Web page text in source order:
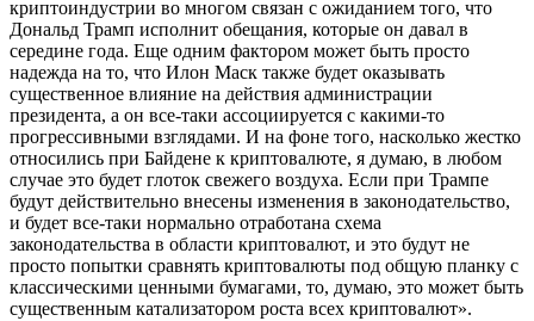
криптоиндустрии во многом связан с ожиданием того, что
Дональд Трамп исполнит обещания, которые он давал в
середине года. Еще одним фактором может быть просто
надежда на то, что Илон Маск также будет оказывать
существенное влияние на действия администрации
президента, а он все-таки ассоциируется с какими-то
прогрессивными взглядами. И на фоне того, насколько жестко
относились при Байдене к криптовалюте, я думаю, в любом
случае это будет глоток свежего воздуха. Если при Трампе
будут действительно внесены изменения в законодательство,
и будет все-таки нормально отработана схема
законодательства в области криптовалют, и это будут не
просто попытки сравнять криптовалюты под общую планку с
классическими ценными бумагами, то, думаю, это может быть
существенным катализатором роста всех криптовалют».